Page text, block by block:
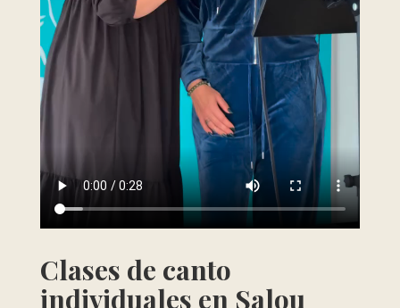
Clases de canto
individuales en Salou